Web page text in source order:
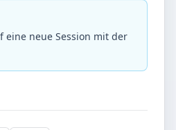
eine neue Session mit der